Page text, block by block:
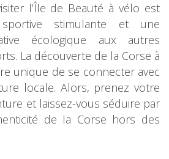
l’Île de Beauté à vélo est
stimulante et une
écologique aux autres
La découverte de la Corse à
unique de se connecter avec
locale. Alors, prenez votre
et laissez-vous séduire par
de la Corse hors des